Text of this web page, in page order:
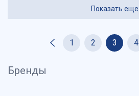
Показать еще
1 2 3 4
Бренды